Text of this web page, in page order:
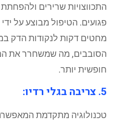
התכווצויות שרירים
פגועים. הטיפול מבוצע על
מחטים דקות לנקודות הדק
הסובבים, מה שמשחרר את
חופשית יותר.
5. צריבה בגלי רדיו:
טכנולוגיה מתקדמת